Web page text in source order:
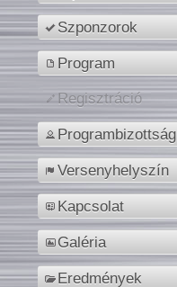
Szponzorok
Program
Regisztráció
Programbizottság
Versenyhelyszín
Kapcsolat
Galéria
Eredmények